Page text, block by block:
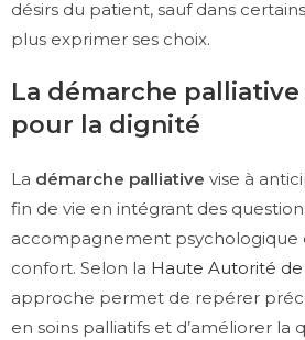
désirs du patient, sauf dans
plus exprimer ses choix.
La démarche
pour la dignité
La démarche palliative vise à
fin de vie en intégrant des
accompagnement psychologique
confort. Selon la Haute Autorité de
approche permet de repérer
en soins palliatifs et d’améliorer la